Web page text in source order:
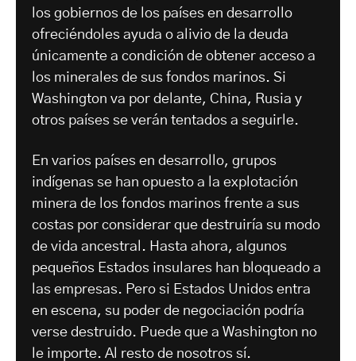
los gobiernos de los países en desarrollo
ofreciéndoles ayuda o alivio de la deuda
únicamente a condición de obtener acceso a
los minerales de sus fondos marinos. Si
Washington va por delante, China, Rusia y
otros países se verán tentados a seguirle.
En varios países en desarrollo, grupos
indígenas se han opuesto a la explotación
minera de los fondos marinos frente a sus
costas por considerar que destruiría su modo
de vida ancestral. Hasta ahora, algunos
pequeños Estados insulares han bloqueado a
las empresas. Pero si Estados Unidos entra
en escena, su poder de negociación podría
verse destruido. Puede que a Washington no
le importe. Al resto de nosotros sí.